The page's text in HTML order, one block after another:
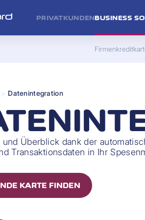
> Datenintegration
Überblick dank der
Transaktionsdaten in Ihr
KARTE FINDEN
PRIVATKUNDENBUSINESS